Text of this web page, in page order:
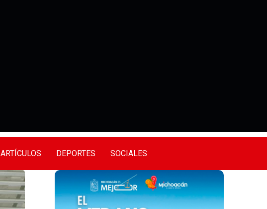
ARTÍCULOS DEPORTES SOCIALES